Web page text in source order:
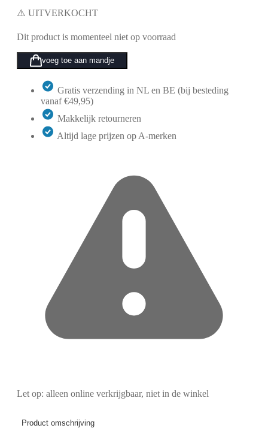
⚠️ UITVERKOCHT
Dit product is momenteel niet op voorraad
voeg toe aan mandje
Gratis verzending in NL en BE (bij besteding
vanaf €49,95)
Makkelijk retourneren
Altijd lage prijzen op A-merken
Let op: alleen online verkrijgbaar, niet in de winkel
Product omschrijving